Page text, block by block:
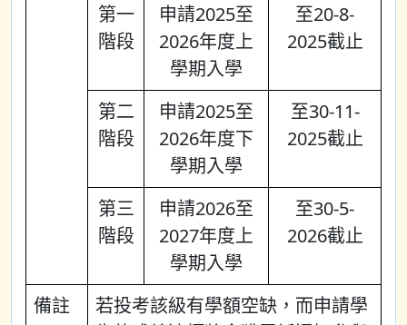
第一
階段
申請2025至
2026年度上
學期入學
至20-8-
2025截止
第二
階段
申請2025至
2026年度下
學期入學
至30-11-
2025截止
第三
階段
申請2026至
2027年度上
學期入學
至30-5-
2026截止
備註
若投考該級有學額空缺，而申請學